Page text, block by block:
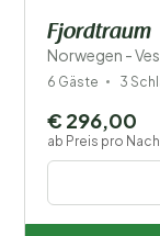
Fjordtraum
Norwegen -
6 Gäste 3
€ 296,00
ab Preis pro